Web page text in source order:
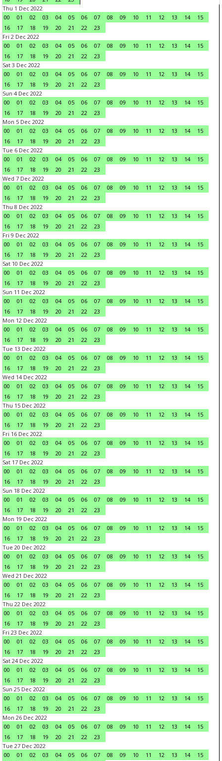
Thu 1 Dec 2022
00
01 02 03 04 05 06 07 08 09 10 11 12 13 14
15
16
17 18 19 20 21 22
23
Fri 2 Dec 2022
00
01 02 03 04 05 06 07 08 09 10 11 12 13 14
15
16
17 18 19 20 21 22
23
Sat 3 Dec 2022
00
01 02 03 04 05 06 07 08 09 10 11 12 13 14
15
16
17 18 19 20 21 22
23
Sun 4 Dec 2022
00
01 02 03 04 05 06 07 08 09 10 11 12 13 14
15
16
17 18 19 20 21 22
23
Mon 5 Dec 2022
00
01 02 03 04 05 06 07 08 09 10 11 12 13 14
15
16
17 18 19 20 21 22
23
Tue 6 Dec 2022
00
01 02 03 04 05 06 07 08 09 10 11 12 13 14
15
16
17 18 19 20 21 22
23
Wed 7 Dec 2022
00
01 02 03 04 05 06 07 08 09 10 11 12 13 14
15
16
17 18 19 20 21 22
23
Thu 8 Dec 2022
00
01 02 03 04 05 06 07 08 09 10 11 12 13 14
15
16
17 18 19 20 21 22
23
Fri 9 Dec 2022
00
01 02 03 04 05 06 07 08 09 10 11 12 13 14
15
16
17 18 19 20 21 22
23
Sat 10 Dec 2022
00
01 02 03 04 05 06 07 08 09 10 11 12 13 14
15
16
17 18 19 20 21 22
23
Sun 11 Dec 2022
00
01 02 03 04 05 06 07 08 09 10 11 12 13 14
15
16
17 18 19 20 21 22
23
Mon 12 Dec 2022
00
01 02 03 04 05 06 07 08 09 10 11 12 13 14
15
16
17 18 19 20 21 22
23
Tue 13 Dec 2022
00
01 02 03 04 05 06 07 08 09 10 11 12 13 14
15
16
17 18 19 20 21 22
23
Wed 14 Dec 2022
00
01 02 03 04 05 06 07 08 09 10 11 12 13 14
15
16
17 18 19 20 21 22
23
Thu 15 Dec 2022
00
01 02 03 04 05 06 07 08 09 10 11 12 13 14
15
16
17 18 19 20 21 22
23
Fri 16 Dec 2022
00
01 02 03 04 05 06 07 08 09 10 11 12 13 14
15
16
17 18 19 20 21 22
23
Sat 17 Dec 2022
00
01 02 03 04 05 06 07 08 09 10 11 12 13 14
15
16
17 18 19 20 21 22
23
Sun 18 Dec 2022
00
01 02 03 04 05 06 07 08 09 10 11 12 13 14
15
16
17 18 19 20 21 22
23
Mon 19 Dec 2022
00
01 02 03 04 05 06 07 08 09 10 11 12 13 14
15
16
17 18 19 20 21 22
23
Tue 20 Dec 2022
00
01 02 03 04 05 06 07 08 09 10 11 12 13 14
15
16
17 18 19 20 21 22
23
Wed 21 Dec 2022
00
01 02 03 04 05 06 07 08 09 10 11 12 13 14
15
16
17 18 19 20 21 22
23
Thu 22 Dec 2022
00
01 02 03 04 05 06 07 08 09 10 11 12 13 14
15
16
17 18 19 20 21 22
23
Fri 23 Dec 2022
00
01 02 03 04 05 06 07 08 09 10 11 12 13 14
15
16
17 18 19 20 21 22
23
Sat 24 Dec 2022
00
01 02 03 04 05 06 07 08 09 10 11 12 13 14
15
16
17 18 19 20 21 22
23
Sun 25 Dec 2022
00
01 02 03 04 05 06 07 08 09 10 11 12 13 14
15
16
17 18 19 20 21 22
23
Mon 26 Dec 2022
00
01 02 03 04 05 06 07 08 09 10 11 12 13 14
15
16
17 18 19 20 21 22
23
Tue 27 Dec 2022
00
01 02 03 04 05 06 07 08 09 10 11 12 13 14
15